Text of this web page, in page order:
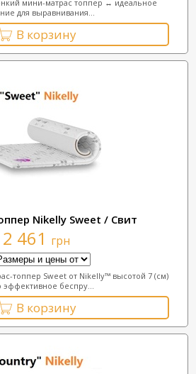
мини-матрас топпер ↔ идеальное
для выравнивания...
В корзину
Nikelly Sweet / Свит
2 461 грн
топпер Sweet от Nikelly™ высотой 7 (см)
эффективное беспру...
В корзину